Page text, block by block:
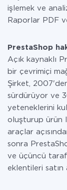
işlemek ve
Raporlar PDF
PrestaShop
Açık kaynaklı
bir çevrimiçi
Şirket,
sürdürüyor ve
yeteneklerini
oluşturup ürün
araçlar
sonra
ve üçüncü
eklentileri satın